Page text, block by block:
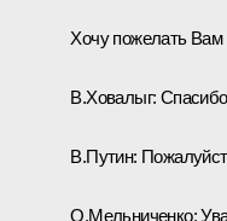
Хочу пожелать Вам
В.Ховалыг:
В.Путин:
О.Мельниченко: